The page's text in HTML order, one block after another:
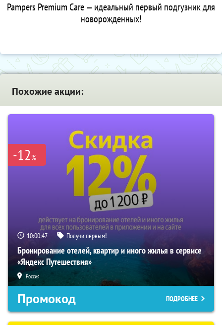
Pampers Premium Care — идеальный первый подгузник для
новорожденных!
Похожие акции:
-12%
10:00:46 Получи первым!
Бронирование отелей, квартир и иного жилья в сервисе
«Яндекс Путешествия»
Россия
Промокод ПОДРОБНЕЕ